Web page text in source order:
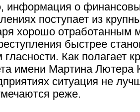
информация о
поступает из
хорошо отработанным
быстрее
Как полагает
имени Мартина Лютера
ситуация не
реже.